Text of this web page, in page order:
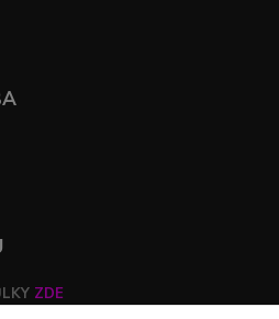
ZDE